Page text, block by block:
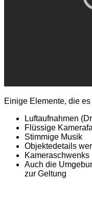
Einige Elemente, die
Luftaufnahmen
Flüssige
Stimmige Musik
Objektedetails
Kameraschwenks
Auch die
zur Geltung